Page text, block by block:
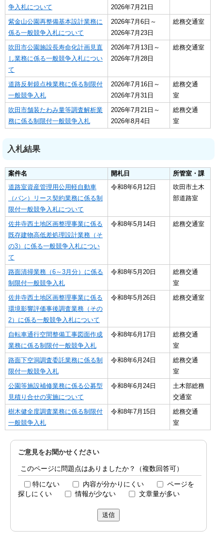
争入札について
2026年7月21日
紫金山公園再整備基本設計業務に
係る一般競争入札について
2026年7月6日～
2026年7月23日
総務交通室
吹田市公園施設長寿命化計画見直
し業務に係る一般競争入札につい
て
2026年7月13日～
2026年7月28日
総務交通室
道路反射鏡点検業務に係る制限付
一般競争入札
2026年7月16日～
2026年7月31日
総務交通
室
吹田市舗装たわみ量等調査解析業
務に係る制限付一般競争入札
2026年7月21日～
2026年8月4日
総務交通
室
入札結果
案件名 開札日
所管室・課
道路室資産管理用公用軽自動車
（バン）リース契約業務に係る制
限付一般競争入札について
令和8年6月12日
吹田市土木
部道路室
佐井寺西土地区画整理事業に係る
既存建物高低差処理設計業務（そ
の3）に係る一般競争入札につい
て
令和8年5月14日 総務交通室
路面清掃業務（6～3月分）に係る
制限付一般競争入札
令和8年5月20日
総務交通
室
佐井寺西土地区画整理事業に係る
環境影響評価事後調査業務（その
2）に係る一般競争入札について
令和8年5月26日 総務交通室
自転車通行空間整備工事図面作成
業務に係る制限付一般競争入札
令和8年6月17日
総務交通
室
路面下空洞調査委託業務に係る制
限付一般競争入札
令和8年6月24日
総務交通
室
公園等施設補修業務に係る公募型
見積り合せの実施について
令和8年6月24日
土木部総務
交通室
樹木健全度調査業務に係る制限付
一般競争入札
令和8年7月15日
総務交通
室
ご意見をお聞かせください
このページに問題点はありましたか？（複数回答可）
特にない 内容が分かりにくい
ページを
探しにくい
情報が少ない 文章量が多い
送信